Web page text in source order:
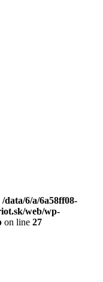
/data/6/a/6a58ff08-
web/wp-
on line 27